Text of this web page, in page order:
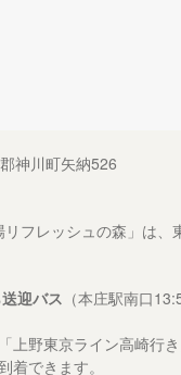
神川町矢納526
フレッシュの森」は、
迎バス （本庄駅南口
上野東京ライン高崎行
着できます。